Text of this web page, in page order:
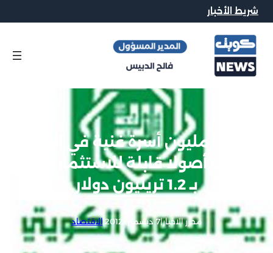
شريط الأخبار
بيتك : مليون أسرة غنية في الخليج
تملك أصولا قابلة للاستثمار تقدر
بـ 1.2 تريليون دولار
محرر الاخبار|7 ديسمبر, 2012 |الاقتصاد